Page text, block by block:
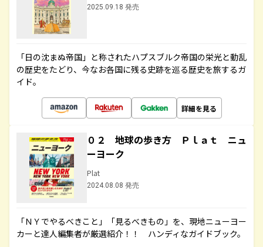
2025.09.18 発売
「日の沈まぬ帝国」と称されたハプスブルク帝国の栄光と動乱
の歴史をたどり、今なお各国に残る史跡を巡る歴史を旅するガ
イド。
詳細を見る
０２ 地球の歩き方 Ｐｌａｔ ニュ
ーヨーク
Plat
2024.08.08 発売
「ＮＹでやるべきこと」「見るべきもの」を、現地ニューヨー
カーと達人編集者が厳選紹介！！ ハンディなガイドブック。